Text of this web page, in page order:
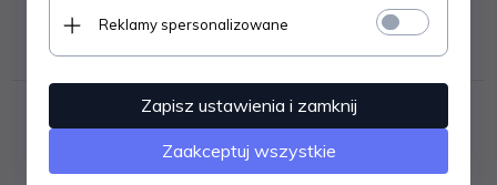
OPINIE KLIENTÓW
Reklamy spersonalizowane
Zapisz ustawienia i zamknij
Zaakceptuj wszystkie